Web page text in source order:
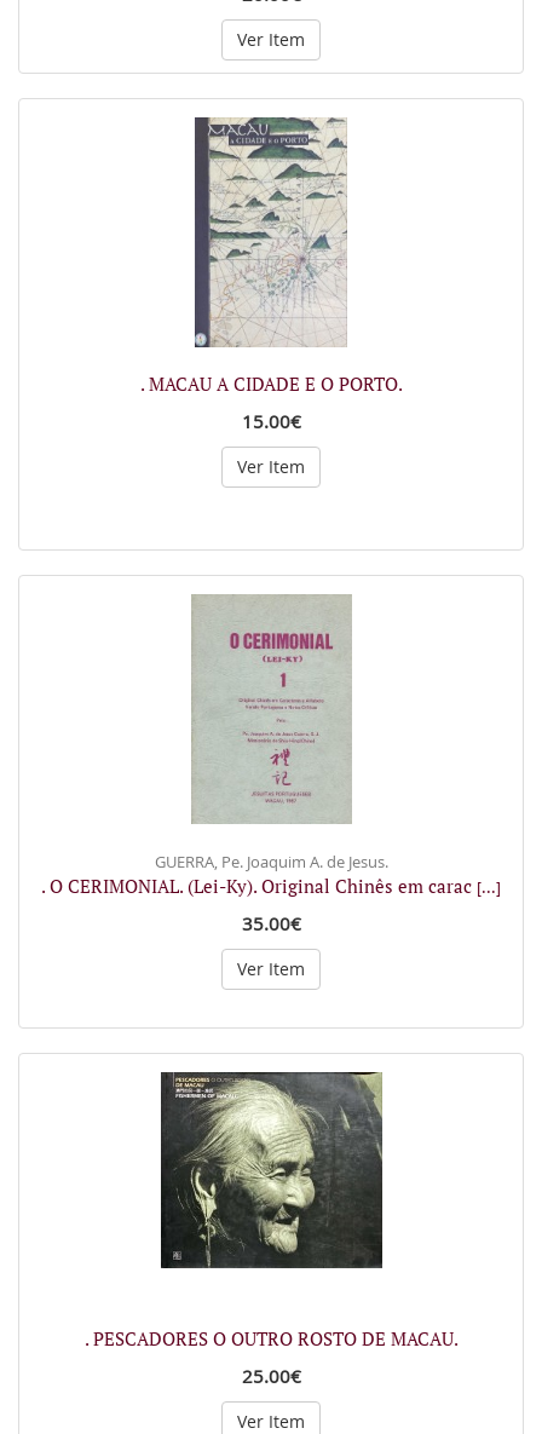
Ver Item
. MACAU A CIDADE E O PORTO.
15.00€
Ver Item
GUERRA, Pe. Joaquim A. de Jesus.
. O CERIMONIAL. (Lei-Ky). Original Chinês em carac [...]
35.00€
Ver Item
. PESCADORES O OUTRO ROSTO DE MACAU.
25.00€
Ver Item